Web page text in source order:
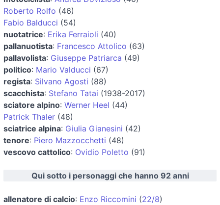
Roberto Rolfo (46)
Fabio Balducci (54)
nuotatrice: Erika Ferraioli (40)
pallanuotista: Francesco Attolico (63)
pallavolista: Giuseppe Patriarca (49)
politico: Mario Valducci (67)
regista: Silvano Agosti (88)
scacchista: Stefano Tatai (1938-2017)
sciatore alpino: Werner Heel (44)
Patrick Thaler (48)
sciatrice alpina: Giulia Gianesini (42)
tenore: Piero Mazzocchetti (48)
vescovo cattolico: Ovidio Poletto (91)
Qui sotto i personaggi che hanno 92 anni
allenatore di calcio: Enzo Riccomini (22/8)